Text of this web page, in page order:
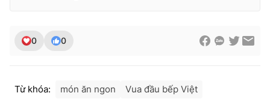
0 0
Từ khóa: món ăn ngon Vua đầu bếp Việt